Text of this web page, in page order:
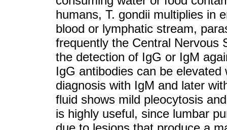
humans, T. gondii multiplies in
blood or lymphatic stream,
frequently the Central Nervous
the detection of IgG or IgM
IgG antibodies can be
diagnosis with IgM and later
fluid shows mild pleocytosis
is highly useful, since lumbar